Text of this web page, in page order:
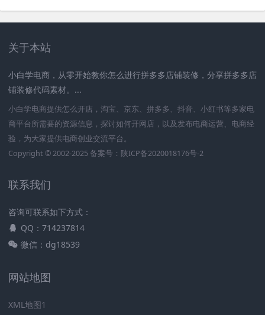
关于本站
小白学电商，从零开始教你怎么进行拼多多店铺装修，分享拼多多店
铺装修代码素材。...
小白学电商提供怎么开店，淘宝、京东、拼多多、抖音、小红书等多家电
商平台所需要的资源信息，探讨如何开网店，以及发布电商运营、电商经
验，为大家提供电商创业交流平台。
Copyright © 2002-2025 备案号： 陕ICP备2020018176号-2
联系我们
咨询可联系如下方式：
QQ：714237814
微信：dg18539
网站地图
XML地图1